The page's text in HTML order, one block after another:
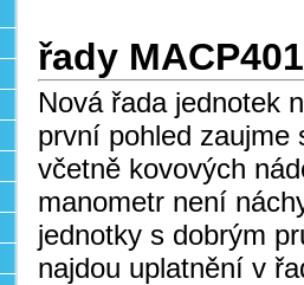
řady MACP401
Nová řada jednotek
první pohled zaujme
včetně kovových
manometr není
jednotky s dobrým
najdou uplatnění v